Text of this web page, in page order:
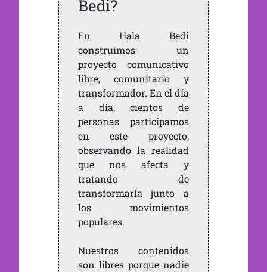
Bedi?
En Hala Bedi
construimos un
proyecto comunicativo
libre, comunitario y
transformador. En el día
a día, cientos de
personas participamos
en este proyecto,
observando la realidad
que nos afecta y
tratando de
transformarla junto a
los movimientos
populares.
Nuestros contenidos
son libres porque nadie